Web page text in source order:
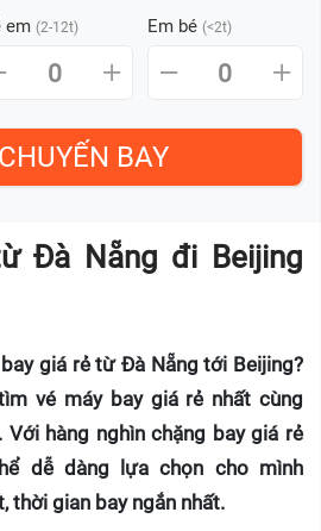
em (2-12t) Em bé (<2t)
0 0
Đà Nẵng đi Beijing
giá rẻ từ Đà Nẵng tới Beijing?
vé máy bay giá rẻ nhất cùng
Với hàng nghìn chặng bay giá rẻ
dễ dàng lựa chọn cho mình
thời gian bay ngắn nhất.